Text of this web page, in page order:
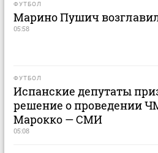
ФУТБОЛ
Марино Пушич
05:58
ФУТБОЛ
Испанские депутаты
решение о проведении
Марокко — СМИ
05:08